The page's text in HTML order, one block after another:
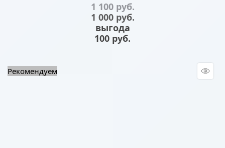
1 100 руб.
1 000 руб.
выгода
100 руб.
Рекомендуем